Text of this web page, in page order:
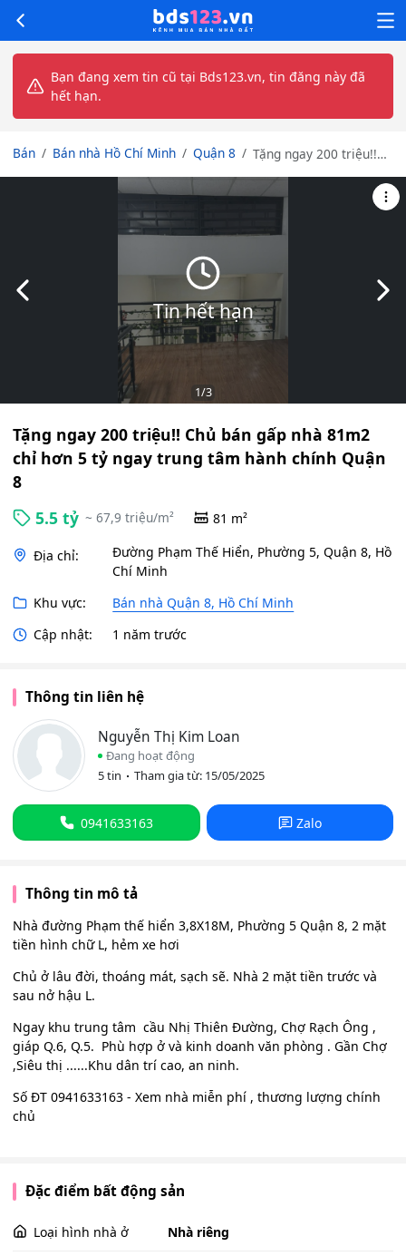
Bạn đang xem tin cũ tại Bds123.vn, tin đăng này đã
hết hạn.
Bán Bán nhà Hồ Chí Minh Quận 8
Tặng ngay 200 triệu!!
chỉ hơn 5 tỷ ngay trung
tâm hành chính Quận 8
Tin hết hạn
Slide trước
1/3
Tặng ngay 200 triệu!! Chủ bán gấp nhà 81m2
chỉ hơn 5 tỷ ngay trung tâm hành chính Quận
8
5.5 tỷ ~ 67,9 triệu/m² 81 m²
Địa chỉ:
Đường Phạm Thế Hiển, Phường 5, Quận 8, Hồ
Chí Minh
Khu vực:
Bán nhà Quận 8, Hồ Chí Minh
Cập nhật:
1 năm trước
Thông tin liên hệ
Nguyễn Thị Kim Loan
Đang hoạt động
5 tin
Tham gia từ: 15/05/2025
0941633163 Zalo
Thông tin mô tả
Nhà đường Phạm thế hiển 3,8X18M, Phường 5 Quận 8, 2 mặt
tiền hình chữ L, hẻm xe hơi
Chủ ở lâu đời, thoáng mát, sạch sẽ. Nhà 2 mặt tiền trước và
sau nở hậu L.
Ngay khu trung tâm cầu Nhị Thiên Đường, Chợ Rạch Ông ,
giáp Q.6, Q.5. Phù hợp ở và kinh doanh văn phòng . Gần Chợ
,Siêu thị ......Khu dân trí cao, an ninh.
Số ĐT 0941633163 - Xem nhà miễn phí , thương lượng chính
chủ
Đặc điểm bất động sản
Loại hình nhà ở Nhà riêng